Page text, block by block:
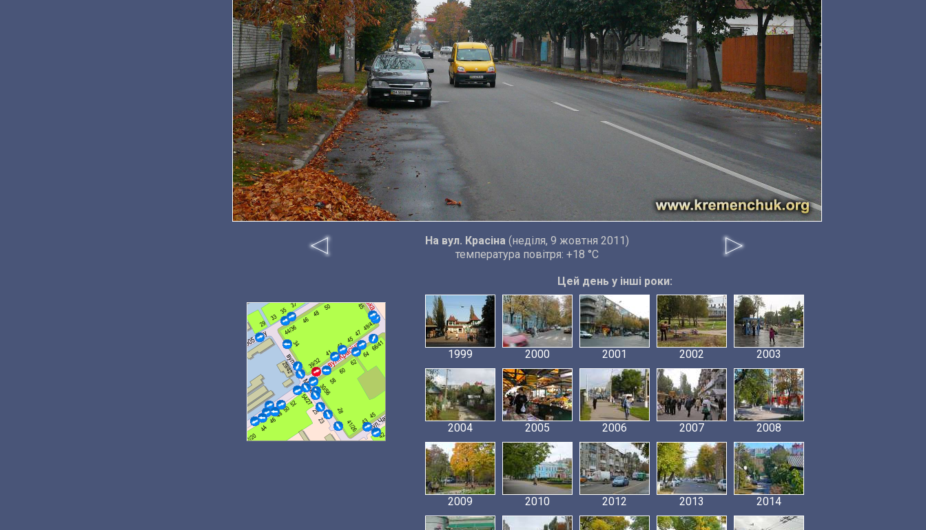
На вул. Красіна(неділя, 9 жовтня 2011)
температура повітря: +18 °C
Цей день у інші роки:
1999 2000 2001 2002 2003
2004 2005 2006 2007 2008
2009 2010 2012 2013 2014